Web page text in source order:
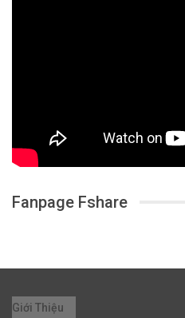
Fanpage Fshare
Giới Thiệu